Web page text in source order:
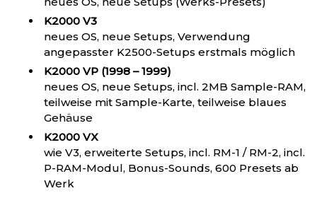
K2000 V3
neues OS, neue Setups, Verwendung
angepasster K2500-Setups erstmals möglich
K2000 VP (1998 – 1999)
neues OS, neue Setups, incl. 2MB Sample-RAM,
teilweise mit Sample-Karte, teilweise blaues
Gehäuse
K2000 VX
wie V3, erweiterte Setups, incl. RM-1 / RM-2, incl.
P-RAM-Modul, Bonus-Sounds, 600 Presets ab
Werk